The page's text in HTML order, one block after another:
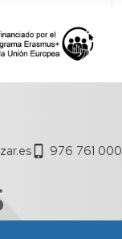
976 761 000